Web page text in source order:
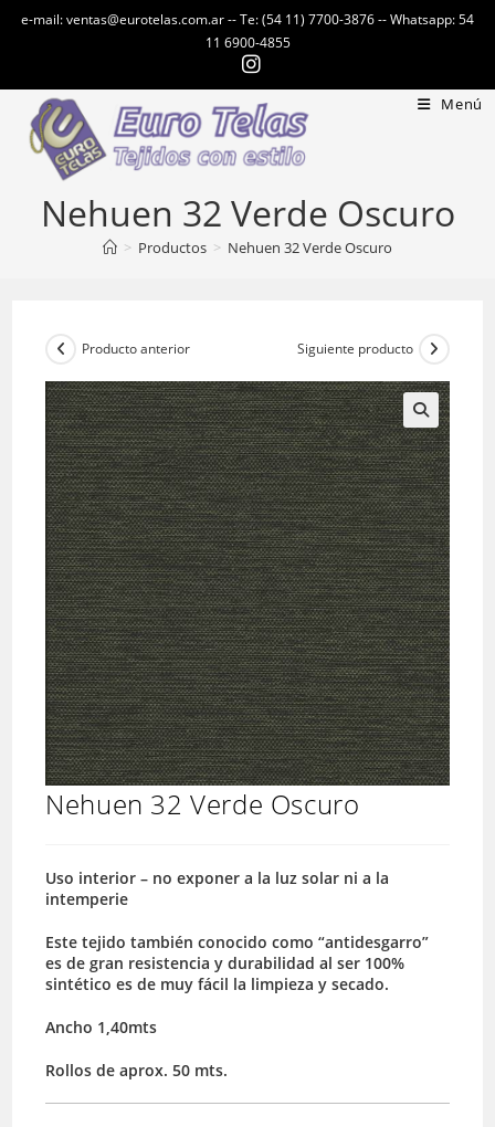
e-mail: ventas@eurotelas.com.ar -- Te: (54 11) 7700-3876 -- Whatsapp: 54
11 6900-4855
Menú
Nehuen 32 Verde Oscuro
> Productos > Nehuen 32 Verde Oscuro
Producto anterior Siguiente producto
Nehuen 32 Verde Oscuro
Uso interior – no exponer a la luz solar ni a la
intemperie
Este tejido también conocido como “antidesgarro”
es de gran resistencia y durabilidad al ser 100%
sintético es de muy fácil la limpieza y secado.
Ancho 1,40mts
Rollos de aprox. 50 mts.